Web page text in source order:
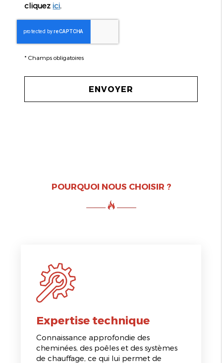
cliquezici
*Champs obligatoires
POURQUOI NOUS CHOISIR ?
Expertise technique
Connaissance approfondie des
cheminées, des poêles et des systèmes
de chauffage, ce qui lui permet de